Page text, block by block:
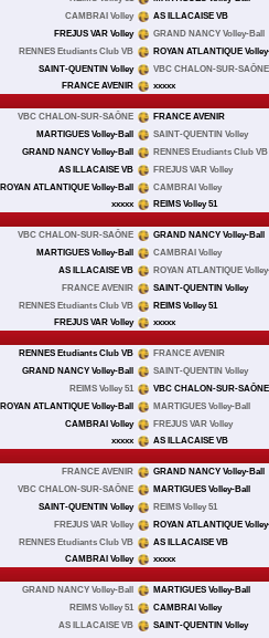
CAMBRAI Volley
AS ILLACAISE VB
FREJUS VAR Volley
GRAND NANCY Volley-Ball
RENNES Etudiants Club VB
ROYAN ATLANTIQUE
SAINT-QUENTIN Volley
VBC CHALON-SUR-SAÔNE
FRANCE AVENIR
xxxxx
VBC CHALON-SUR-SAÔNE
FRANCE AVENIR
MARTIGUES Volley-Ball
SAINT-QUENTIN Volley
GRAND NANCY Volley-Ball
RENNES Etudiants Club VB
AS ILLACAISE VB
FREJUS VAR Volley
ROYAN ATLANTIQUE Volley-Ball
CAMBRAI Volley
xxxxx
REIMS Volley 51
VBC CHALON-SUR-SAÔNE
GRAND NANCY Volley-Ball
MARTIGUES Volley-Ball
CAMBRAI Volley
AS ILLACAISE VB
ROYAN ATLANTIQUE
FRANCE AVENIR
SAINT-QUENTIN Volley
RENNES Etudiants Club VB
REIMS Volley 51
FREJUS VAR Volley
xxxxx
RENNES Etudiants Club VB
FRANCE AVENIR
GRAND NANCY Volley-Ball
SAINT-QUENTIN Volley
REIMS Volley 51
VBC CHALON-SUR-SAÔNE
ROYAN ATLANTIQUE Volley-Ball
MARTIGUES Volley-Ball
CAMBRAI Volley
FREJUS VAR Volley
xxxxx
AS ILLACAISE VB
FRANCE AVENIR
GRAND NANCY Volley-Ball
VBC CHALON-SUR-SAÔNE
MARTIGUES Volley-Ball
SAINT-QUENTIN Volley
REIMS Volley 51
FREJUS VAR Volley
ROYAN ATLANTIQUE
RENNES Etudiants Club VB
AS ILLACAISE VB
CAMBRAI Volley
xxxxx
GRAND NANCY Volley-Ball
MARTIGUES Volley-Ball
REIMS Volley 51
CAMBRAI Volley
AS ILLACAISE VB
SAINT-QUENTIN Volley